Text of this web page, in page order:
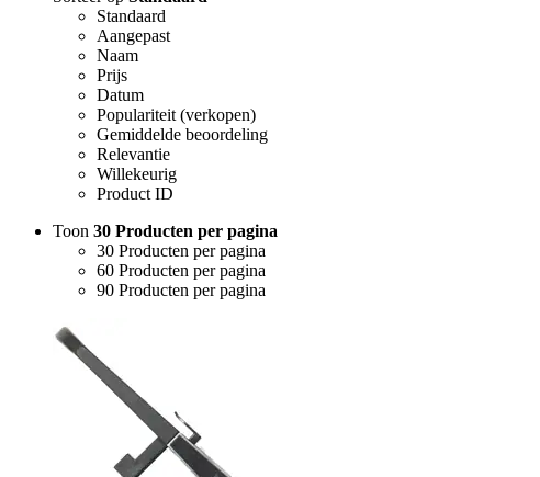
Standaard
Aangepast
Naam
Prijs
Datum
Populariteit (verkopen)
Gemiddelde beoordeling
Relevantie
Willekeurig
Product ID
Toon 30 Producten per pagina
30 Producten per pagina
60 Producten per pagina
90 Producten per pagina